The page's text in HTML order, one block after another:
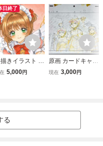
日終了
描きイラスト
本桜 カード
5,000円
原画 カードキャプ
ターさくら CSg0
現在 3,000円
る